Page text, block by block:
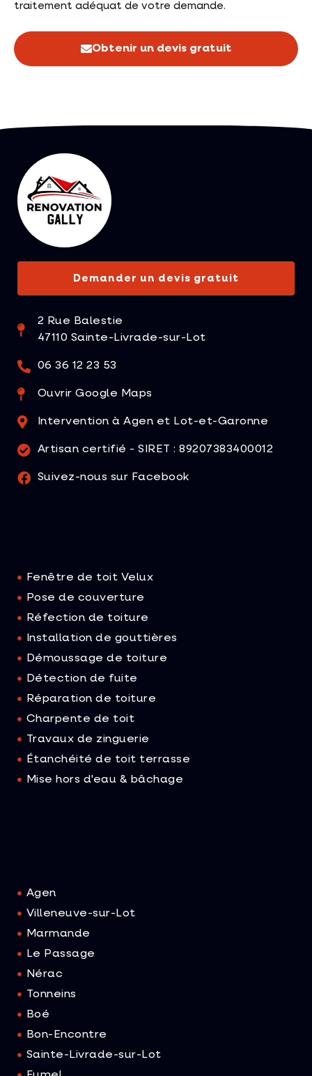
traitement adéquat de votre demande.
Obtenir un devis gratuit
Demander un devis gratuit
2 Rue Balestie
47110 Sainte-Livrade-sur-Lot
06 36 12 23 53
Ouvrir Google Maps
Intervention à Agen et Lot-et-Garonne
Artisan certifié - SIRET : 89207383400012
Suivez-nous sur Facebook
Fenêtre de toit Velux
Pose de couverture
Réfection de toiture
Installation de gouttières
Démoussage de toiture
Détection de fuite
Réparation​ de toiture
Charpente de toit
Travaux de zinguerie
Étanchéité de toit terrasse
Mise hors d'eau & bâchage
Agen
Villeneuve-sur-Lot
Marmande
Le Passage
Nérac
Tonneins
Boé
Bon-Encontre
Sainte-Livrade-sur-Lot